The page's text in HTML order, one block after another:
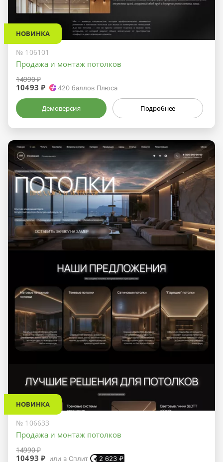
НОВИНКА
№ 106101
Продажа и монтаж потолков
14990 ₽
10493 ₽ 420 баллов Плюса
Демоверсия Подробнее
НОВИНКА
№ 106633
Продажа и монтаж потолков
14990 ₽
10493 ₽ или в Сплит 2 623 ₽